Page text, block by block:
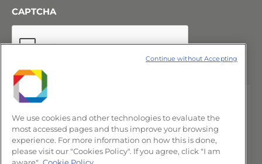
CAPTCHA
We use cookies and other technologies to evaluate the
most accessed pages and thus improve your browsing
experience. For more information on how this is done,
please visit our "Cookies Policy". If you agree, click "I am
Continue without Accepting